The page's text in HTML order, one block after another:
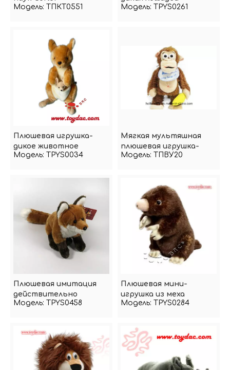
Модель: ТПКТ0551
Модель: TPYS0261
Плюшевая игрушка-
дикое животное
Кенгуру
Модель: TPYS0034
Мягкая мультяшная
плюшевая игрушка-
обезьянка
Модель: ТПВУ20
Плюшевая имитация
действительно
животного лисы
Модель: TPYS0458
Плюшевая мини-
игрушка из меха
Модель: TPYS0284